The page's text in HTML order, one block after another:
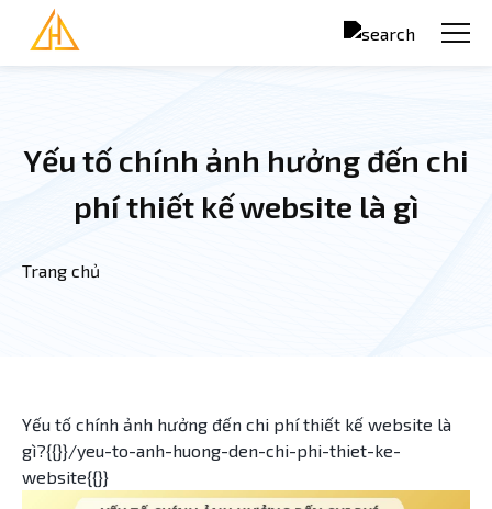
Nhảy đến nội dung
Yếu tố chính ảnh hưởng đến chi
phí thiết kế website là gì
Bạn đang ở đây
Trang chủ
Yếu tố chính ảnh hưởng đến chi phí thiết kế website là
gì?{{}}/yeu-to-anh-huong-den-chi-phi-thiet-ke-
website{{}}